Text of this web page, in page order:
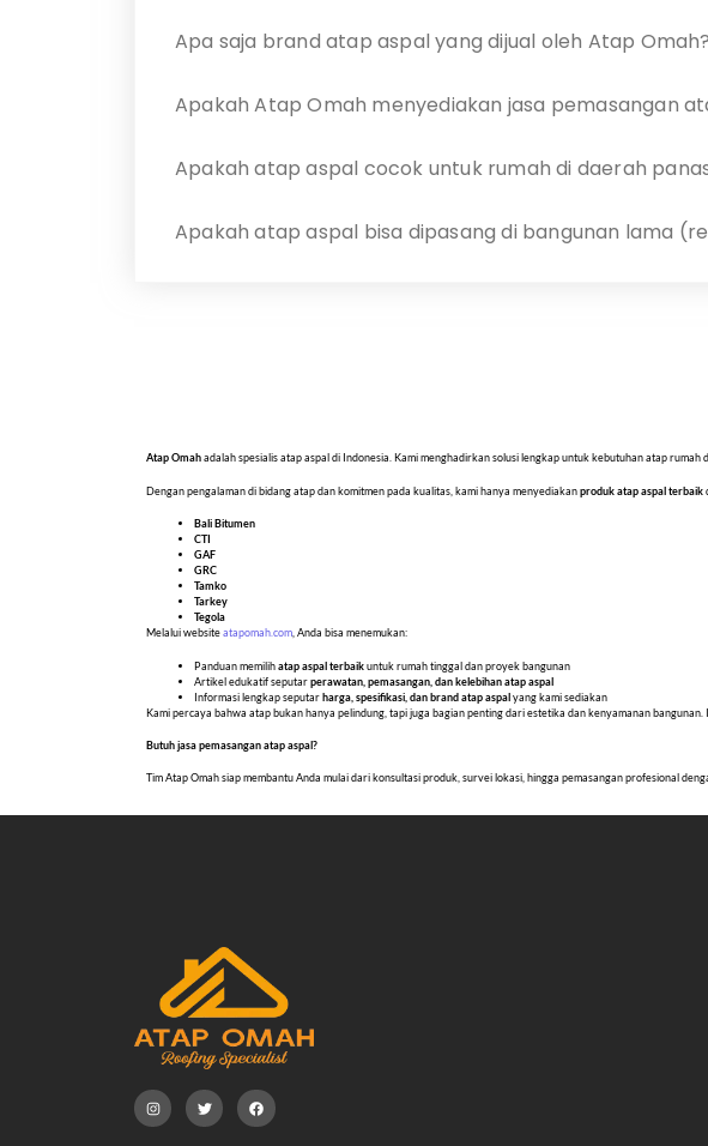
Apa saja brand atap aspal yang dijual oleh Atap Omah?
Apakah Atap Omah menyediakan jasa pemasangan
Apakah atap aspal cocok untuk rumah di daerah
Apakah atap aspal bisa dipasang di bangunan lama
Atap Omahadalah spesialis atap aspal di Indonesia. Kami menghadirkan solusi lengkap untuk kebutuhan atap
Dengan pengalaman di bidang atap dan komitmen pada kualitas, kami hanya menyediakanproduk atap aspal terbaik
Bali Bitumen
CTI
GAF
GRC
Tamko
Tarkey
Tegola
Melalui websiteatapomah.com, Anda bisa menemukan:
Panduan memilihatap aspal terbaikuntuk rumah tinggal dan proyek bangunan
Artikel edukatif seputarperawatan, pemasangan, dan kelebihan atap aspal
Informasi lengkap seputarharga, spesifikasi, dan brand atap aspalyang kami sediakan
Kami percaya bahwa atap bukan hanya pelindung, tapi juga bagian penting dari estetika dan kenyamanan
Butuh jasa pemasangan atap aspal?
Tim Atap Omah siap membantu Anda mulai dari konsultasi produk, survei lokasi, hingga pemasangan profesional